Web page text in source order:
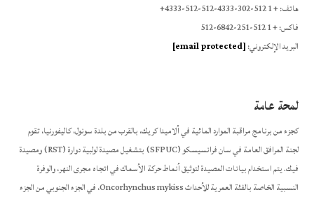
هاتف: + 1 512-302-4333-512-512-4333+
فاكس: + 1 512-251-6842-512
البريد الإلكتروني:[email protected]
لمحة عامة
كجزء من برنامج مراقبة الموارد المائية في ألاميدا كريك، بالقرب من بلدة سونول، كاليفورنيا، تقوم
لجنة المرافق العامة في سان فرانسيسكو (SFPUC) بتشغيل مصيدة لولبية دوارة (RST) ومصيدة
فيك. يتم استخدام بيانات المصيدة لتوثيق أنماط حركة الأسماك في اتجاه مجرى النهر، والوفرة
النسبية الخاصة بالفئة العمرية للأحداث Oncorhynchus mykiss، في الجزء الجنوبي من الجزء